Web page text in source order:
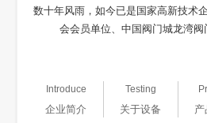
数十年风雨，如今已是国家高新技术
会会员单位、中国阀门城龙湾
Introduce
企业简介
Testing
关于设备